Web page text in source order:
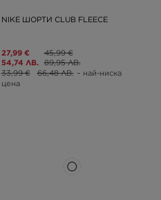
NIKE ШОРТИ CLUB FLEECE
27,99 €
54,74 ЛВ.
45,99 €
89,95 ЛВ.
33,99 €
66,48 ЛВ. – най-ниска
цена